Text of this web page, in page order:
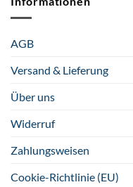
AGB
Versand & Lieferung
Über uns
Widerruf
Zahlungsweisen
Cookie-Richtlinie (EU)